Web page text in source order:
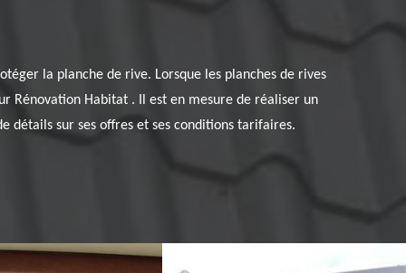
la planche de rive. Lorsque les planches de rives
Rénovation Habitat . Il est en mesure de réaliser un
détails sur ses offres et ses conditions tarifaires.